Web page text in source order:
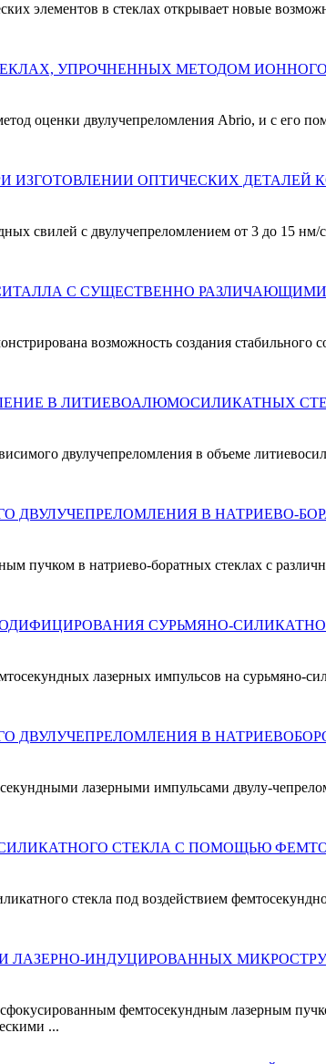
элементов в стеклах открывает новые
оценки двулучепреломления Abrio, и с его
ОПТИЧЕСКИХ ДЕТАЛЕЙ
свилей с двулучепреломлением от 3 до 15
С СУЩЕСТВЕННО
возможность создания
В ЛИТИЕВОАЛЮМОСИЛИКАТНЫХ
двулучепреломления в объеме
ДВУЛУЧЕПРЕЛОМЛЕНИЯ В НАТРИЕВО-
пучком в натриево-боратных стеклах с
СУРЬМЯНО-
лазерных импульсов на сурьмяно-
ДВУЛУЧЕПРЕЛОМЛЕНИЯ В
лазерными импульсами двулу-
СТЕКЛА С ПОМОЩЬЮ
стекла под воздействием
ЛАЗЕРНО-ИНДУЦИРОВАННЫХ
фемтосекундным лазерным
...